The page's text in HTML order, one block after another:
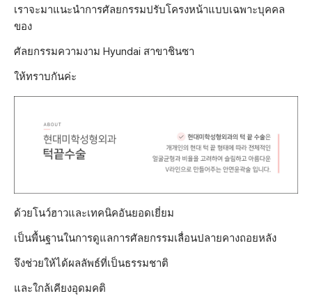
เราจะมาแนะนำการศัลยกรรมปรับโครงหน้าแบบเฉพาะบุคคล
ของ
ศัลยกรรมความงาม Hyundai สาขาชินซา
ให้ทราบกันค่ะ
ด้วยโนว์ฮาวและเทคนิคอันยอดเยี่ยม
เป็นพื้นฐานในการดูแลการศัลยกรรมเลื่อนปลายคางถอยหลัง
จึงช่วยให้ได้ผลลัพธ์ที่เป็นธรรมชาติ
และใกล้เคียงอุดมคติ